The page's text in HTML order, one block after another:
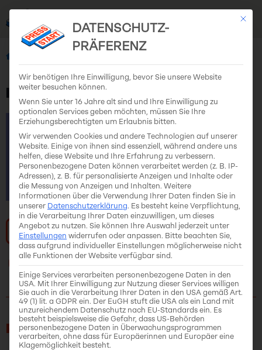
PLANT EVERYWHERE
liney.games
Zur Website
Mit
DATENSCHUTZ-
PRÄFERENZ
Wir benötigen Ihre Einwilligung, bevor Sie unsere Website
weiter besuchen können.
Wenn Sie unter 16 Jahre alt sind und Ihre Einwilligung zu
optionalen Services geben möchten, müssen Sie Ihre
Erziehungsberechtigten um Erlaubnis bitten.
Wir verwenden Cookies und andere Technologien auf unserer
Website. Einige von ihnen sind essenziell, während andere uns
helfen, diese Website und Ihre Erfahrung zu verbessern.
Personenbezogene Daten können verarbeitet werden (z. B. IP-
Adressen), z. B. für personalisierte Anzeigen und Inhalte oder
die Messung von Anzeigen und Inhalten. Weitere
Informationen über die Verwendung Ihrer Daten finden Sie in
unserer Datenschutzerklärung. Es besteht keine Verpflichtung,
in die Verarbeitung Ihrer Daten einzuwilligen, um dieses
Angebot zu nutzen. Sie können Ihre Auswahl jederzeit unter
Einstellungen widerrufen oder anpassen. Bitte beachten Sie,
dass aufgrund individueller Einstellungen möglicherweise nicht
alle Funktionen der Website verfügbar sind.
Einige Services verarbeiten personenbezogene Daten in den
USA. Mit Ihrer Einwilligung zur Nutzung dieser Services willigen
Sie auch in die Verarbeitung Ihrer Daten in den USA gemäß Art.
49 (1) lit. a GDPR ein. Der EuGH stuft die USA als ein Land mit
unzureichendem Datenschutz nach EU-Standards ein. Es
besteht beispielsweise die Gefahr, dass US-Behörden
personenbezogene Daten in Überwachungsprogrammen
verarbeiten, ohne dass für Europäerinnen und Europäer eine
Klagemöglichkeit besteht.